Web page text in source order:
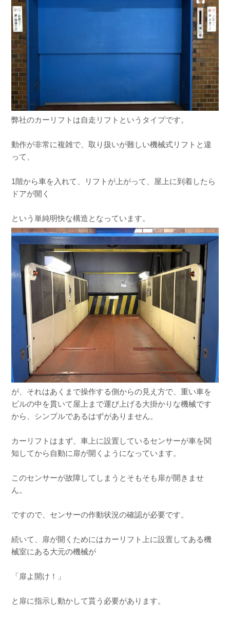
弊社のカーリフトは自走リフトというタイプです。
動作が非常に複雑で、取り扱いが難しい機械式リフトと違
って、
1階から車を入れて、リフトが上がって、屋上に到着したら
ドアが開く
という単純明快な構造となっています。
が、それはあくまで操作する側からの見え方で、重い車を
ビルの中を貫いて屋上まで運び上げる大掛かりな機械です
から、シンプルであるはずがありません。
カーリフトはまず、車上に設置しているセンサーが車を関
知してから自動に扉が開くようになっています。
このセンサーが故障してしまうとそもそも扉が開きませ
ん。
ですので、センサーの作動状況の確認が必要です。
続いて、扉が開くためにはカーリフト上に設置してある機
械室にある大元の機械が
「扉よ開け！」
と扉に指示し動かして貰う必要があります。